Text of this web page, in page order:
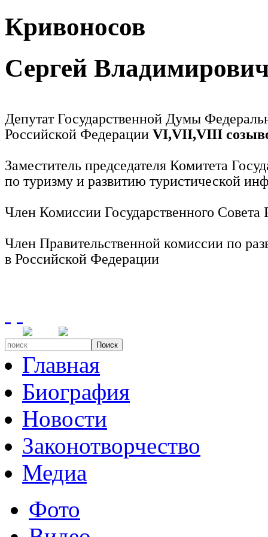
Кривоносов
Сергей
Депутат Государственной Думы
Российской Федерации VI,VII,VIII
Заместитель председателя Комитета
по туризму и развитию туристической
Член Комиссии Государственного
Член Правительственной комиссии по
в Российской Федерации
Поиск
Главная
Биография
Новости
Законотворчество
Медиа
Фото